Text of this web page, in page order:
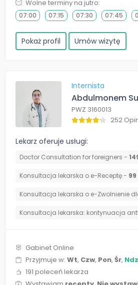
Wolne terminy na jutro:
07:00 07:15 07:30 07:45
Pokaż profil Umów wizytę
Internista
Abdulmonem
PWZ 3160013
252
Lekarz oferuje usługi:
Doctor Consultation for foreigners -
Konsultacja lekarska o e-Receptę - 99
Konsultacja lekarska o e-Zwolnienie
⁠Konsultacja lekarska: kontynuacja
Gabinet Online
Przyjmuje w: Wt, Czw, Pon, Śr, Ndz
191 poleceń lekarza